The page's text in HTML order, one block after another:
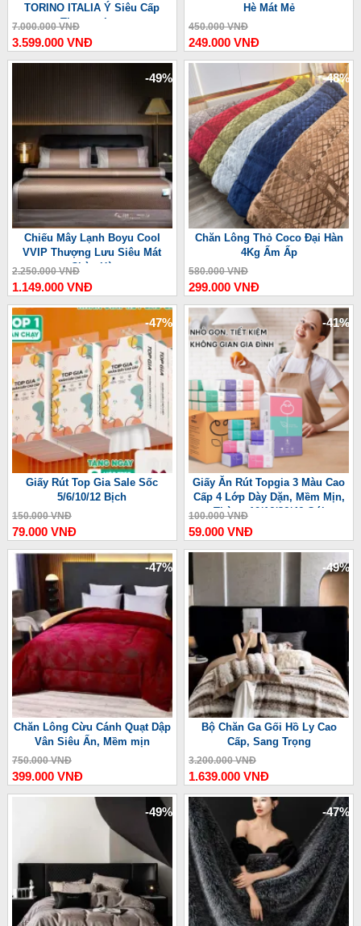
TORINO ITALIA Ý Siêu Cấp
Thượng Lưu
7.000.000 VNĐ
3.599.000 VNĐ
Hè Mát Mẻ
450.000 VNĐ
249.000 VNĐ
-49%
Chiếu Mây Lạnh Boyu Cool
VVIP Thượng Lưu Siêu Mát
Chào Hè
2.250.000 VNĐ
1.149.000 VNĐ
-48%
Chăn Lông Thỏ Coco Đại Hàn
4Kg Ấm Ấp
580.000 VNĐ
299.000 VNĐ
-47%
Giấy Rút Top Gia Sale Sốc
5/6/10/12 Bịch
150.000 VNĐ
79.000 VNĐ
-41%
Giấy Ăn Rút Topgia 3 Màu Cao
Cấp 4 Lớp Dày Dặn, Mềm Mịn,
Thùng 10/16/36/46 Gói
100.000 VNĐ
59.000 VNĐ
-47%
Chăn Lông Cừu Cánh Quạt Dập
Vân Siêu Ấn, Mềm mịn
750.000 VNĐ
399.000 VNĐ
-49%
Bộ Chăn Ga Gối Hồ Ly Cao
Cấp, Sang Trọng
3.200.000 VNĐ
1.639.000 VNĐ
-49% -47%